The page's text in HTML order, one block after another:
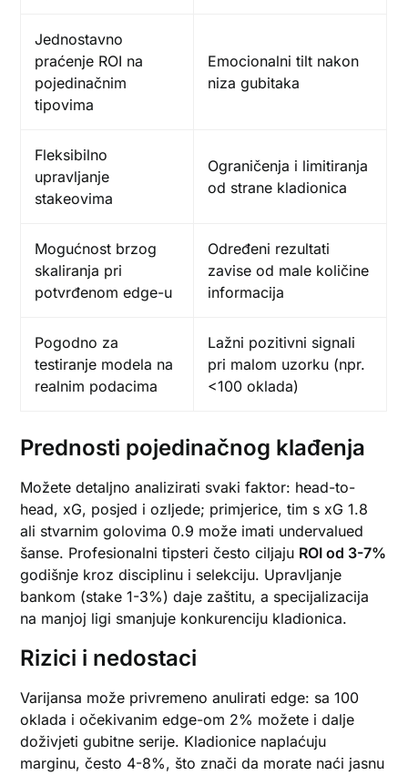
Jednostavno
praćenje ROI na
pojedinačnim
tipovima
Emocionalni tilt nakon
niza gubitaka
Fleksibilno
upravljanje
stakeovima
Ograničenja i limitiranja
od strane kladionica
Mogućnost brzog
skaliranja pri
potvrđenom edge-u
Određeni rezultati
zavise od male količine
informacija
Pogodno za
testiranje modela na
realnim podacima
Lažni pozitivni signali
pri malom uzorku (npr.
<100 oklada)
Prednosti pojedinačnog klađenja
Možete detaljno analizirati svaki faktor: head-to-
head, xG, posjed i ozljede; primjerice, tim s xG 1.8
ali stvarnim golovima 0.9 može imati undervalued
šanse. Profesionalni tipsteri često ciljaju ROI od 3-7%
godišnje kroz disciplinu i selekciju. Upravljanje
bankom (stake 1-3%) daje zaštitu, a specijalizacija
na manjoj ligi smanjuje konkurenciju kladionica.
Rizici i nedostaci
Varijansa može privremeno anulirati edge: sa 100
oklada i očekivanim edge-om 2% možete i dalje
doživjeti gubitne serije. Kladionice naplaćuju
marginu, često 4-8%, što znači da morate naći jasnu